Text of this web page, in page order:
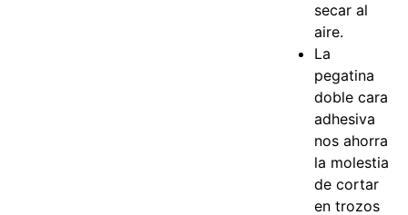
secar al
aire.
La
pegatina
doble cara
adhesiva
nos ahorra
la molestia
de cortar
en trozos